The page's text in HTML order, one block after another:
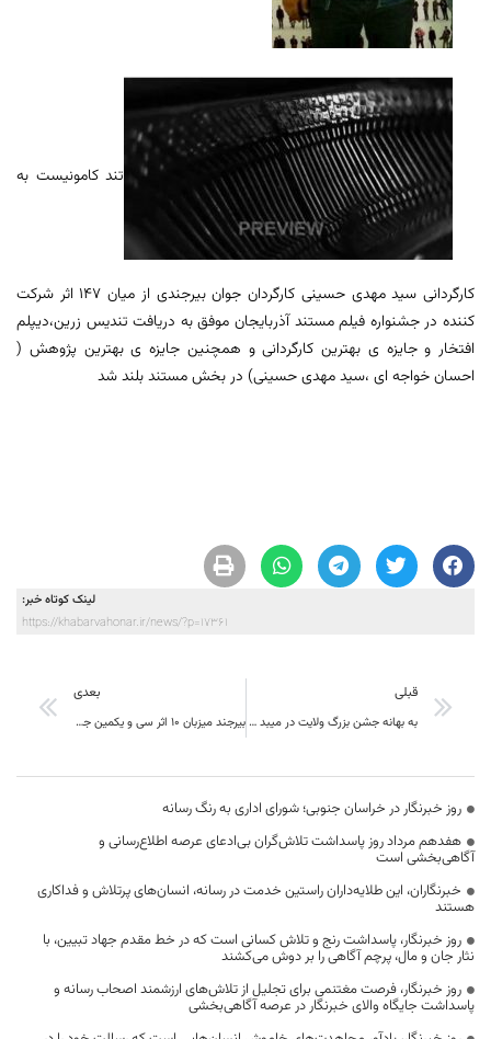
تند کامونیست به
کارگردانی سید مهدی حسینی کارگردان جوان بیرجندی از میان ۱۴۷ اثر شرکت
کننده در جشنواره فیلم مستند آذربایجان موفق به دریافت تندیس زرین،دیپلم
افتخار و جایزه ی بهترین کارگردانی و همچنین جایزه ی بهترین پژوهش (
احسان خواجه ای ،سید مهدی حسینی) در بخش مستند بلند شد
لینک کوتاه خبر:
https://khabarvahonar.ir/news/?p=17361
قبلی
به بهانه جشن بزرگ ولایت در میبد یزد و نگاهی کوتاه به خراسان جنوبی
بعدی
بیرجند میزبان 10 اثر سی و یکمین جشنواره فیلم کودک و نوجوان
روز خبرنگار در خراسان جنوبی؛ شورای اداری به رنگ رسانه
هفدهم مرداد روز پاسداشت تلاش‌گران بی‌ادعای عرصه اطلاع‌رسانی و
آگاهی‌بخشی است
خبرنگاران، این طلایه‌داران راستین خدمت در رسانه، انسان‌های پرتلاش و فداکاری
هستند
روز خبرنگار، پاسداشت رنج و تلاش کسانی است که در خط مقدم جهاد تبیین، با
نثار جان و مال، پرچم آگاهی را بر دوش می‌کشند
روز خبرنگار، فرصت مغتنمی برای تجلیل از تلاش‌های ارزشمند اصحاب رسانه و
پاسداشت جایگاه والای خبرنگار در عرصه آگاهی‌بخشی